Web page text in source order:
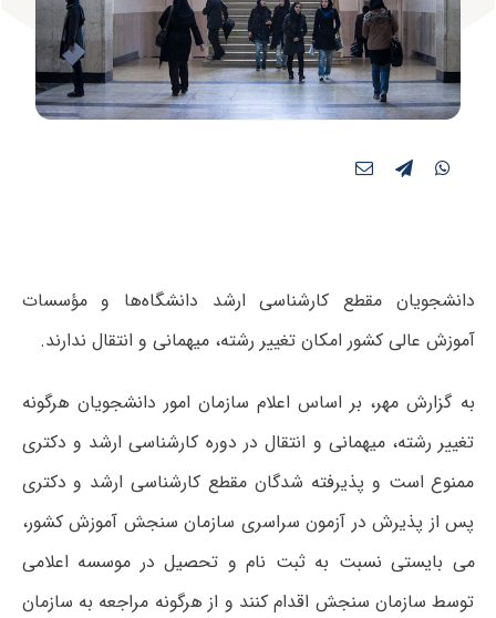
دانشجویان مقطع کارشناسی ارشد دانشگاه‌ها و مؤسسات
آموزش عالی کشور امکان تغییر رشته، میهمانی و انتقال ندارند.
به گزارش مهر، بر اساس اعلام سازمان امور دانشجویان هرگونه
تغییر رشته، میهمانی و انتقال در دوره کارشناسی ارشد و دکتری
ممنوع است و پذیرفته شدگان مقطع کارشناسی ارشد و دکتری
پس از پذیرش در آزمون سراسری سازمان سنجش آموزش کشور،
می بایستی نسبت به ثبت نام و تحصیل در موسسه اعلامی
توسط سازمان سنجش اقدام کنند و از هرگونه مراجعه به سازمان